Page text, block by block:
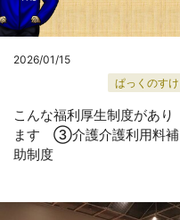
2026/01/15
ぱっくのすけ
こんな福利厚生制度があり
ます ③介護介護利用料補
助制度